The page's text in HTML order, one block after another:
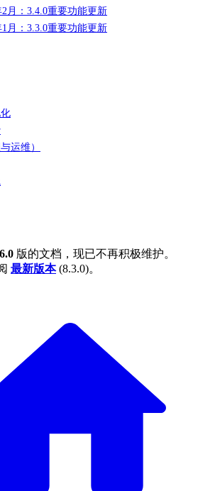
2月：3.4.0重要功能更新
1月：3.3.0重要功能更新
运维）
版的文档，现已不再积极维护。
最新版本(8.3.0)。